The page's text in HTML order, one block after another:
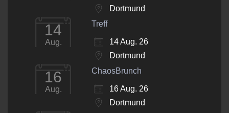
Dortmund
14
Aug.
Treff
14 Aug. 26
Dortmund
16
Aug.
ChaosBrunch
16 Aug. 26
Dortmund